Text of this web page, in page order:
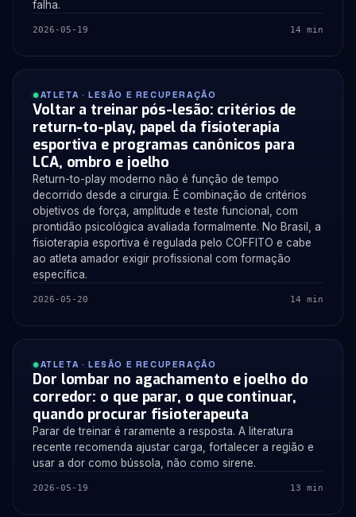
falha.
2026-05-19 14 min
ATLETA · LESÃO E RECUPERAÇÃO
Voltar a treinar pós-lesão: critérios de
return-to-play, papel da fisioterapia
esportiva e programas canônicos para
LCA, ombro e joelho
Return-to-play moderno não é função de tempo
decorrido desde a cirurgia. É combinação de critérios
objetivos de força, amplitude e teste funcional, com
prontidão psicológica avaliada formalmente. No Brasil, a
fisioterapia esportiva é regulada pelo COFFITO e cabe
ao atleta amador exigir profissional com formação
específica.
2026-05-20 14 min
ATLETA · LESÃO E RECUPERAÇÃO
Dor lombar no agachamento e joelho do
corredor: o que parar, o que continuar,
quando procurar fisioterapeuta
Parar de treinar é raramente a resposta. A literatura
recente recomenda ajustar carga, fortalecer a região e
usar a dor como bússola, não como sirene.
2026-05-19 13 min